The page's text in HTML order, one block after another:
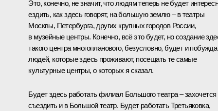
Это, конечно, не значит, что людям теперь не будет
ездить, как здесь говорят, на большую землю – в театры
Москвы, Петербурга, других крупных городов России,
в музейные центры. Конечно, всё это будет, но создание
такого центра многопланового, безусловно, будет и
людей, которые здесь проживают, посещать те самые
культурные центры, о которых я сказал.
Будет здесь работать филиал Большого театра – захочется
съездить и в Большой театр. Будет работать Третьяковка,